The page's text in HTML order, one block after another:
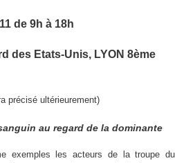
de 9h à 18h
des Etats-Unis, LYON 8ème
précisé ultérieurement)
au regard de la dominante
exemples les acteurs de la troupe du